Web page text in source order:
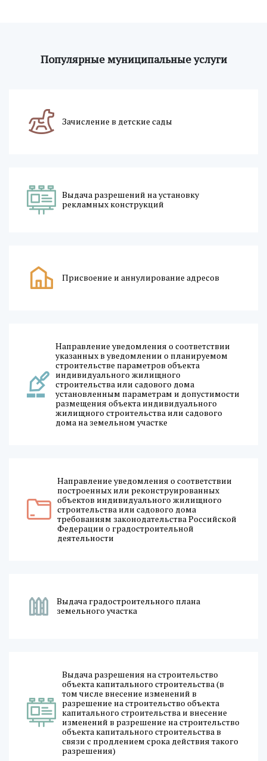
Популярные муниципальные услуги
Зачисление в детские сады
Выдача разрешений на установку
рекламных конструкций
Присвоение и аннулирование адресов
Направление уведомления о соответствии
указанных в уведомлении о планируемом
строительстве параметров объекта
индивидуального жилищного
строительства или садового дома
установленным параметрам и допустимости
размещения объекта индивидуального
жилищного строительства или садового
дома на земельном участке
Направление уведомления о соответствии
построенных или реконструированных
объектов индивидуального жилищного
строительства или садового дома
требованиям законодательства Российской
Федерации о градостроительной
деятельности
Выдача градостроительного плана
земельного участка
Выдача разрешения на строительство
объекта капитального строительства (в
том числе внесение изменений в
разрешение на строительство объекта
капитального строительства и внесение
изменений в разрешение на строительство
объекта капитального строительства в
связи с продлением срока действия такого
разрешения)